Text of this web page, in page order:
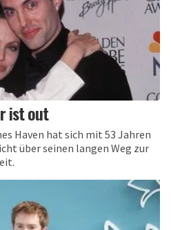
ist out
Haven hat sich mit 53 Jahren
über seinen langen Weg zur